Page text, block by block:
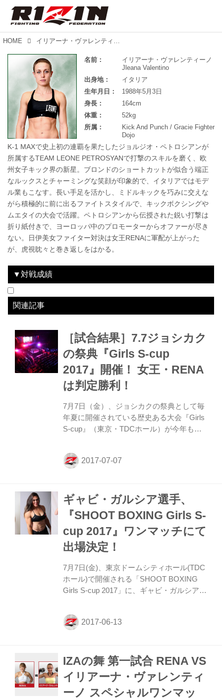
HOME イリアーナ・ヴァレンティーノ
名前：
イリアーナ・ヴァレンティーノ
Jleana Valentino
出身地：
イタリア
生年月日：
1988年5月3日
身長：
164cm
体重：
52kg
所属：
Kick And Punch / Gracie Fighter
Dojo
K-1 MAXで史上初の連覇を果たしたジョルジオ・ペトロシアンが
所属するTEAM LEONE PETROSYANで打撃のスキルを磨く、欧
州女子キック界の新星。ブロンドのショートカットが似合う端正
なルックスとチャーミングな笑顔が印象的で、イタリアではモデ
ル業もこなす。長い手足を活かし、ミドルキックを巧みに交えな
がら積極的に前に出るファイトスタイルで、キックボクシングや
ムエタイの大会で活躍。ペトロシアンから伝授された鋭い打撃は
折り紙付きで、ヨーロッパ中のプロモーターからオファーが尽き
ない。日伊美女ファイター対決は女王RENAに軍配が上がった
が、虎視眈々と巻き返しをはかる。
▼対戦成績
日付 勝敗 対戦相手 結果 大会名
2015.12.31 lose RENA 2R 3:31 アームバー IZAの舞
関連記事
［試合結果］7.7ジョシカク
の祭典『Girls S-cup
2017』開催！ 女王・RENA
は判定勝利！
7月7日（金）、ジョシカクの祭典として毎
年夏に開催されている歴史ある大会『Girls
S-cup』（東京・TDCホール）が今年も開
シカクファイターたちが多数参戦した。
RIZINで４連勝中と負け知らずのギャビ・
下めぐみ。 ギャビが入場すると会場からは
どよめきが起きる。体格で上回るギャビが
開始早々から強打を次々とヒットさせる。
１ラウンド序盤、藪下が倒れたところにギ
ャビの蹴りがたまたま入ってしまうという
アクシデントが起こる。そのままうずくま
る藪下。ここで試合がストップされ...
ギャビ・ガルシア選手、
『SHOOT BOXING Girls S-
cup 2017』ワンマッチにて
出場決定！
7月7日(金)、東京ドームシティホール(TDC
ホール)で開催される「SHOOT BOXING
Girls S-cup 2017」に、ギャビ・ガルシア選
た、RIZINに参戦経験のあるイリアーナ・
ヴァレンティーノ選手、ハンナ・タイソン
ド RENA vs. イリアーナ・ヴァレンティー
ノ（50.0kg契約） MIO vs. ハンナ・タイソ
ン（48.0kg契約） 大会概要 【大会タイト
ル】SHOOT BOXING Girls S-cup 2017
IZAの舞 第一試合 RENA VS
イリアーナ・ヴァレンティ
ーノ スペシャルワンマッ